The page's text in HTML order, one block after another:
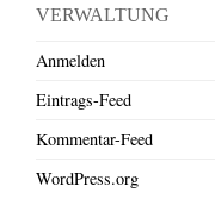
VERWALTUNG
Anmelden
Eintrags-Feed
Kommentar-Feed
WordPress.org